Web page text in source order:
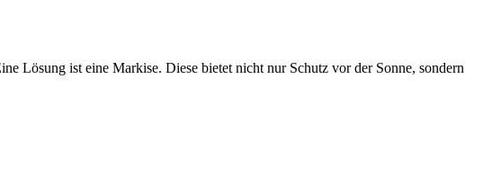
Lösung ist eine Markise. Diese bietet nicht nur Schutz vor der Sonne, sondern